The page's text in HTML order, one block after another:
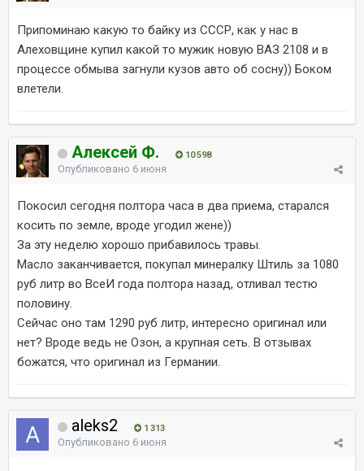
Припоминаю какую то байку из СССР, как у нас в
Алеховщине купил какой то мужик новую ВАЗ 2108 и в
процессе обмыва загнули кузов авто об сосну)) Боком
влетели.
Алексей Ф. 10 598
Опубликовано 6 июня
Покосил сегодня полтора часа в два приема, старался
косить по земле, вроде угодил жене))
За эту неделю хорошо прибавилось травы.
Масло заканчивается, покупал минералку Штиль за 1080
руб литр во ВсеИ года полтора назад, отливал тестю
половину.
Сейчас оно там 1290 руб литр, интересно оригинал или
нет? Вроде ведь не Озон, а крупная сеть. В отзывах
божатся, что оригинал из Германии.
aleks2 1 313
Опубликовано 6 июня